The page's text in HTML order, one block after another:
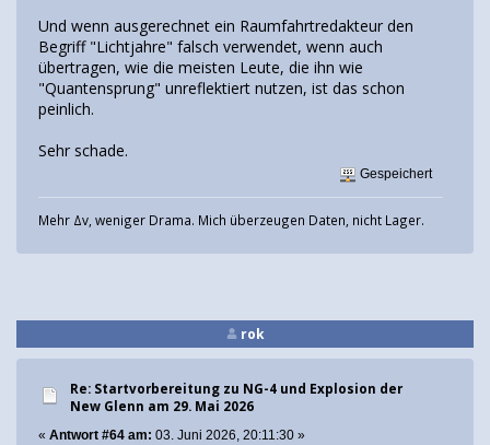
Und wenn ausgerechnet ein Raumfahrtredakteur den
Begriff "Lichtjahre" falsch verwendet, wenn auch
übertragen, wie die meisten Leute, die ihn wie
"Quantensprung" unreflektiert nutzen, ist das schon
peinlich.
Sehr schade.
Gespeichert
Mehr Δv, weniger Drama. Mich überzeugen Daten, nicht Lager.
rok
Re: Startvorbereitung zu NG-4 und Explosion der
New Glenn am 29. Mai 2026
« Antwort #64 am: 03. Juni 2026, 20:11:30 »